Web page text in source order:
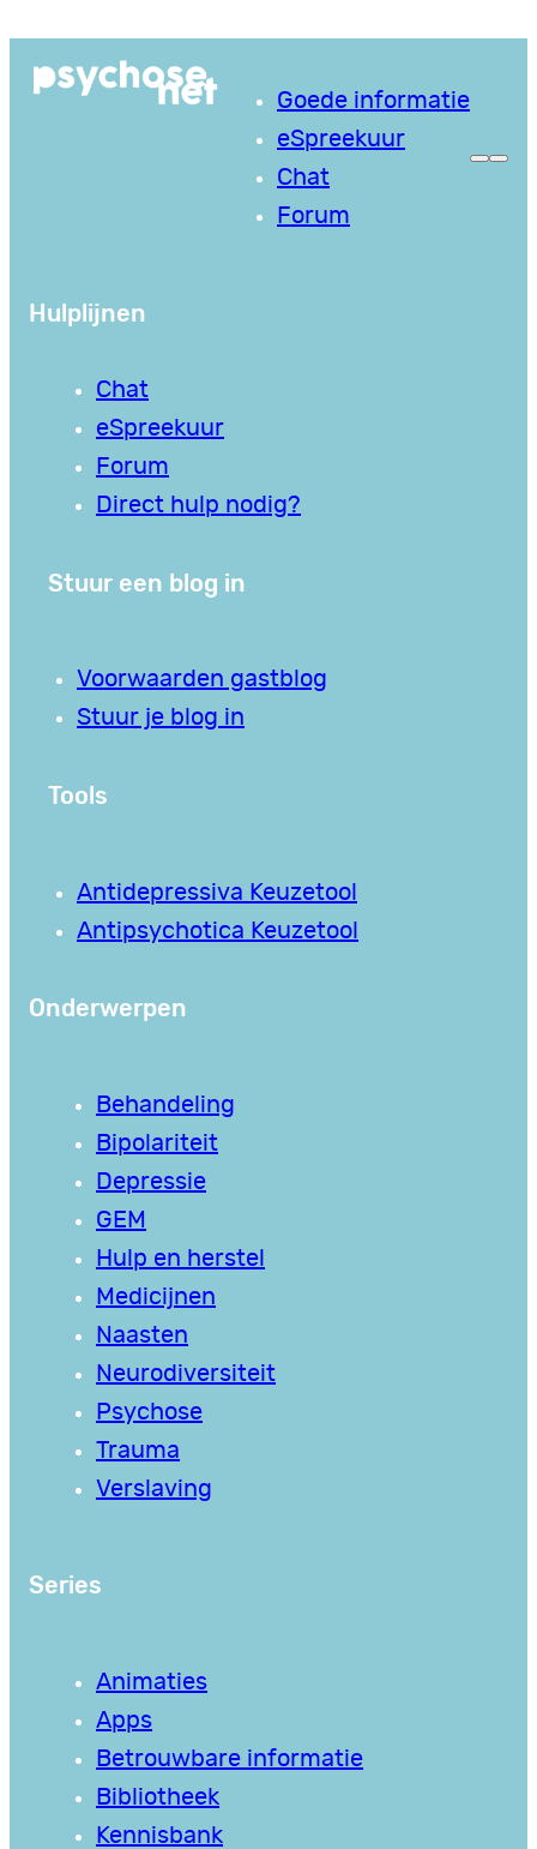
naar
Goede informatie
eSpreekuur
Chat
Forum
Hulplijnen
Chat
eSpreekuur
Forum
Direct hulp nodig?
Stuur een blog in
Voorwaarden gastblog
Stuur je blog in
Tools
Antidepressiva Keuzetool
Antipsychotica Keuzetool
Onderwerpen
Behandeling
Bipolariteit
Depressie
GEM
Hulp en herstel
Medicijnen
Naasten
Neurodiversiteit
Psychose
Trauma
Verslaving
Series
Animaties
Apps
Betrouwbare informatie
Bibliotheek
Kennisbank